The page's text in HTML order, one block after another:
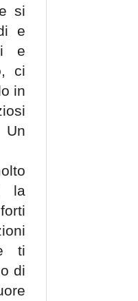
si
e
e
ci
in
la
ti
di